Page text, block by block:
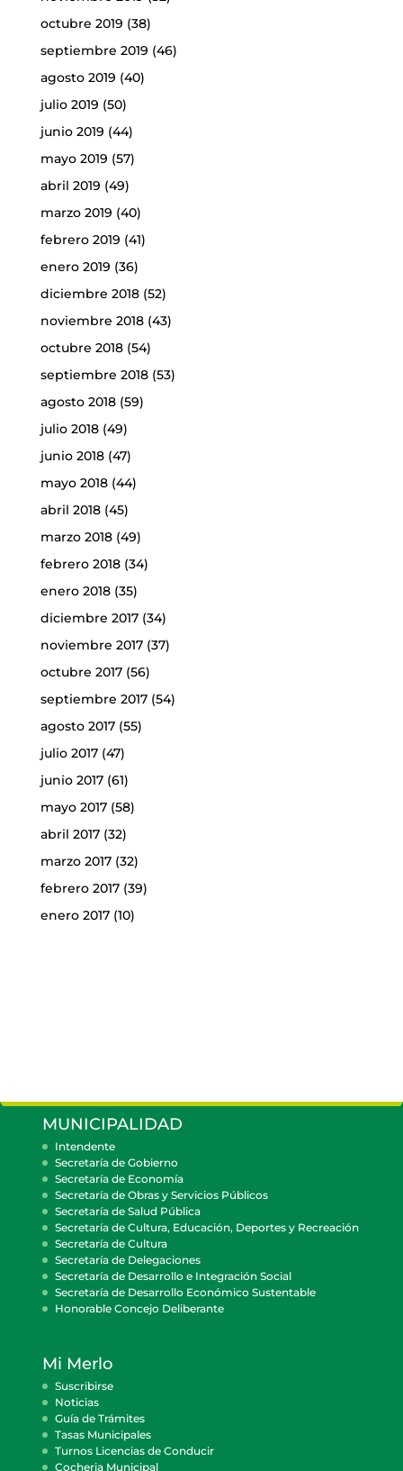
octubre 2019 (38)
septiembre 2019 (46)
agosto 2019 (40)
julio 2019 (50)
junio 2019 (44)
mayo 2019 (57)
abril 2019 (49)
marzo 2019 (40)
febrero 2019 (41)
enero 2019 (36)
diciembre 2018(52)
noviembre 2018(43)
octubre 2018(54)
septiembre 2018(53)
agosto 2018(59)
julio 2018(49)
junio 2018(47)
mayo 2018(44)
abril 2018(45)
marzo 2018(49)
febrero 2018(34)
enero 2018(35)
diciembre 2017(34)
noviembre 2017(37)
octubre 2017(56)
septiembre 2017(54)
agosto 2017(55)
julio 2017(47)
junio 2017(61)
mayo 2017(58)
abril 2017(32)
marzo 2017(32)
febrero 2017(39)
enero 2017(10)
MUNICIPALIDAD
Intendente
Secretaría de Gobierno
Secretaría de Economía
Secretaría de Obras y Servicios Públicos
Secretaría de Salud Pública
Secretaría de Cultura, Educación, Deportes y Recreación
Secretaría de Cultura
Secretaría de Delegaciones
Secretaría de Desarrollo e Integración Social
Secretaría de Desarrollo Económico Sustentable
Honorable Concejo Deliberante
Mi Merlo
Suscribirse
Noticias
Guía de Trámites
Tasas Municipales
Turnos Licencias de Conducir
Cocheria Municipal